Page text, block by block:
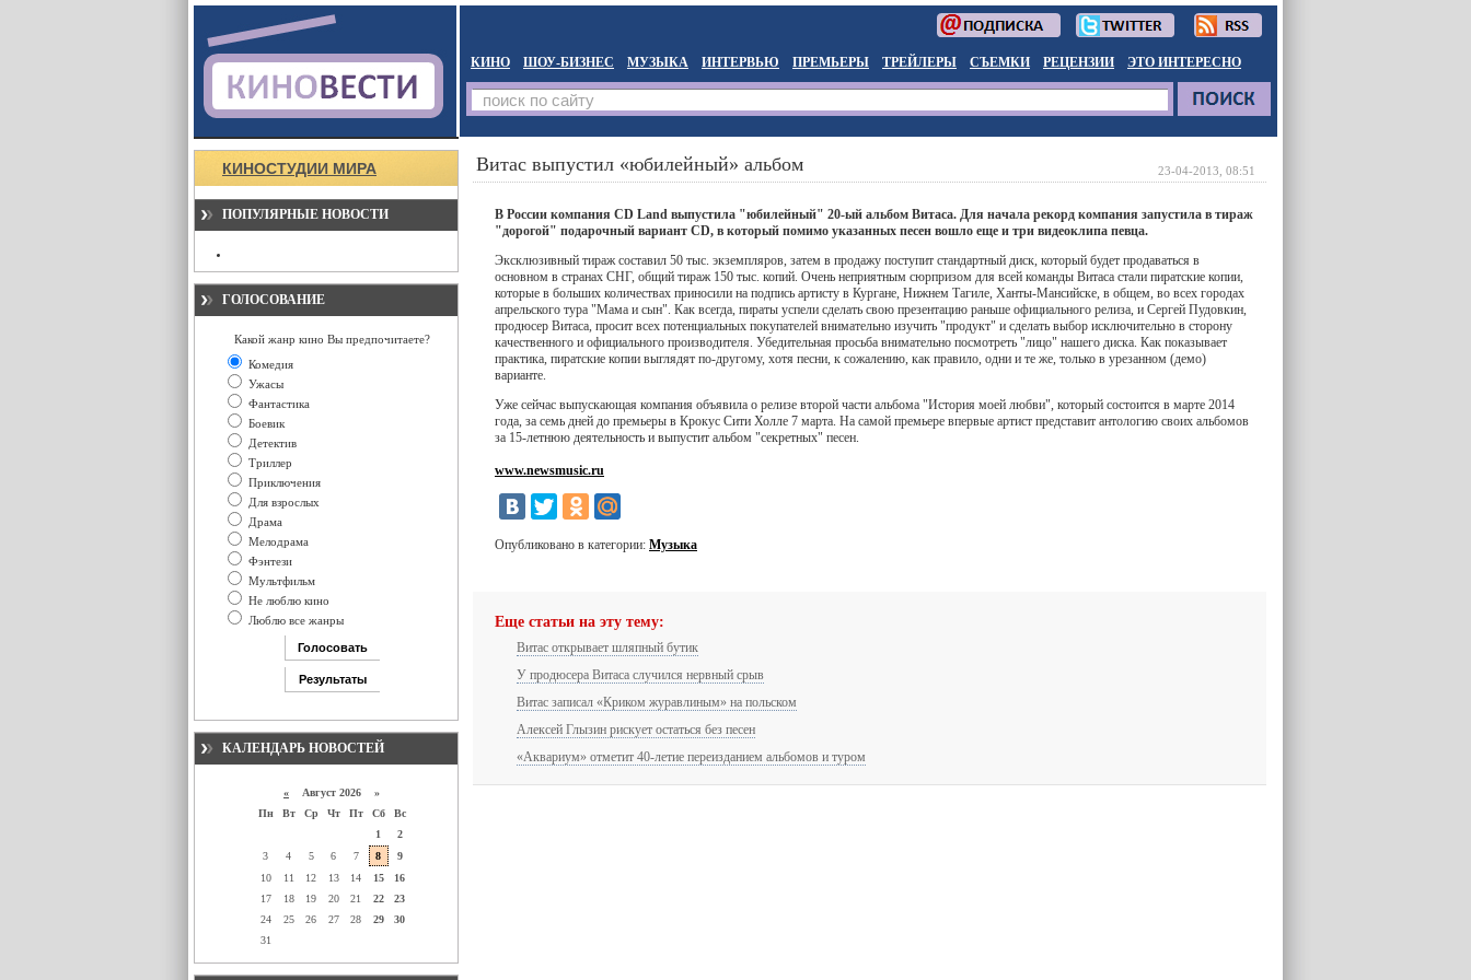
КИНО ШОУ-БИЗНЕС МУЗЫКА ИНТЕРВЬЮ ПРЕМЬЕРЫ ТРЕЙЛЕРЫ СЪЕМКИ РЕЦЕНЗИИ ЭТО ИНТЕРЕСНО
КИНОСТУДИИ МИРА
ПОПУЛЯРНЫЕ НОВОСТИ
ГОЛОСОВАНИЕ
Какой жанр кино Вы предпочитаете?
Комедия
Ужасы
Фантастика
Боевик
Детектив
Триллер
Приключения
Для взрослых
Драма
Мелодрама
Фэнтези
Мультфильм
Не люблю кино
Люблю все жанры
КАЛЕНДАРЬ НОВОСТЕЙ
« Август 2026 »
Пн
Вт Ср Чт Пт Сб
Вс
1
2
3
4 5 6 7 8
9
10
11 12 13 14 15
16
17
18 19 20 21 22
23
24
25 26 27 28 29
30
31
Витас выпустил «юбилейный» альбом
В России компания CD Land выпустила "юбилейный" 20-ый альбом Витаса. Для начала рекорд компания запустила в тираж
"дорогой" подарочный вариант CD, в который помимо указанных песен вошло еще и три видеоклипа певца.
Эксклюзивный тираж составил 50 тыс. экземпляров, затем в продажу поступит стандартный диск, который будет продаваться в
основном в странах СНГ, общий тираж 150 тыс. копий. Очень неприятным сюрпризом для всей команды Витаса стали пиратские копии,
которые в больших количествах приносили на подпись артисту в Кургане, Нижнем Тагиле, Ханты-Мансийске, в общем, во всех городах
апрельского тура "Мама и сын". Как всегда, пираты успели сделать свою презентацию раньше официального релиза, и Сергей Пудовкин,
продюсер Витаса, просит всех потенциальных покупателей внимательно изучить "продукт" и сделать выбор исключительно в сторону
качественного и официального производителя. Убедительная просьба внимательно посмотреть "лицо" нашего диска. Как показывает
практика, пиратские копии выглядят по-другому, хотя песни, к сожалению, как правило, одни и те же, только в урезанном (демо)
варианте.
Уже сейчас выпускающая компания объявила о релизе второй части альбома "История моей любви", который состоится в марте 2014
года, за семь дней до премьеры в Крокус Сити Холле 7 марта. На самой премьере впервые артист представит антологию своих альбомов
за 15-летнюю деятельность и выпустит альбом "секретных" песен.
www.newsmusic.ru
Опубликовано в категории: Музыка
Еще статьи на эту тему:
Витас открывает шляпный бутик
У продюсера Витаса случился нервный срыв
Витас записал «Криком журавлиным» на польском
Алексей Глызин рискует остаться без песен
«Аквариум» отметит 40-летие переизданием альбомов и туром
23-04-2013, 08:51